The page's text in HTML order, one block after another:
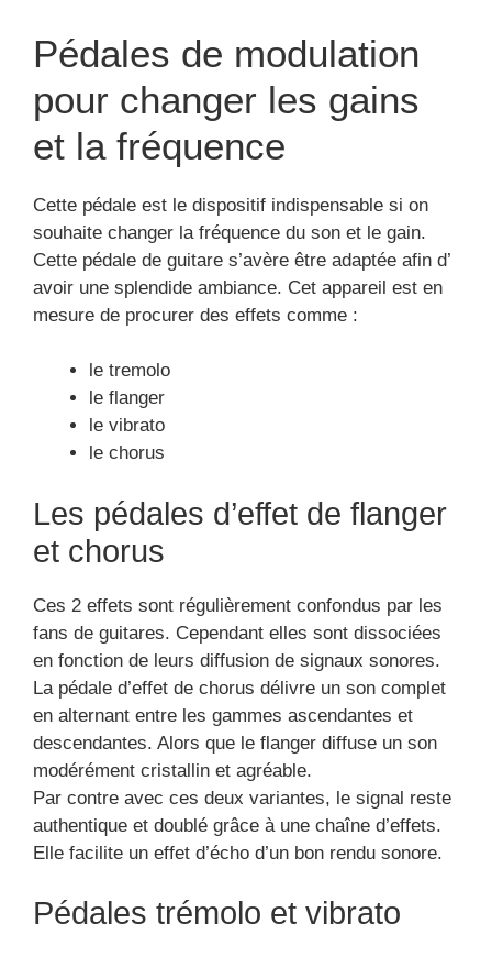
Pédales de modulation
pour changer les gains
et la fréquence
Cette pédale est le dispositif indispensable si on
souhaite changer la fréquence du son et le gain.
Cette pédale de guitare s’avère être adaptée afin d’
avoir une splendide ambiance. Cet appareil est en
mesure de procurer des effets comme :
le tremolo
le flanger
le vibrato
le chorus
Les pédales d’effet de flanger
et chorus
Ces 2 effets sont régulièrement confondus par les
fans de guitares. Cependant elles sont dissociées
en fonction de leurs diffusion de signaux sonores.
La pédale d’effet de chorus délivre un son complet
en alternant entre les gammes ascendantes et
descendantes. Alors que le flanger diffuse un son
modérément cristallin et agréable.
Par contre avec ces deux variantes, le signal reste
authentique et doublé grâce à une chaîne d’effets.
Elle facilite un effet d’écho d’un bon rendu sonore.
Pédales trémolo et vibrato